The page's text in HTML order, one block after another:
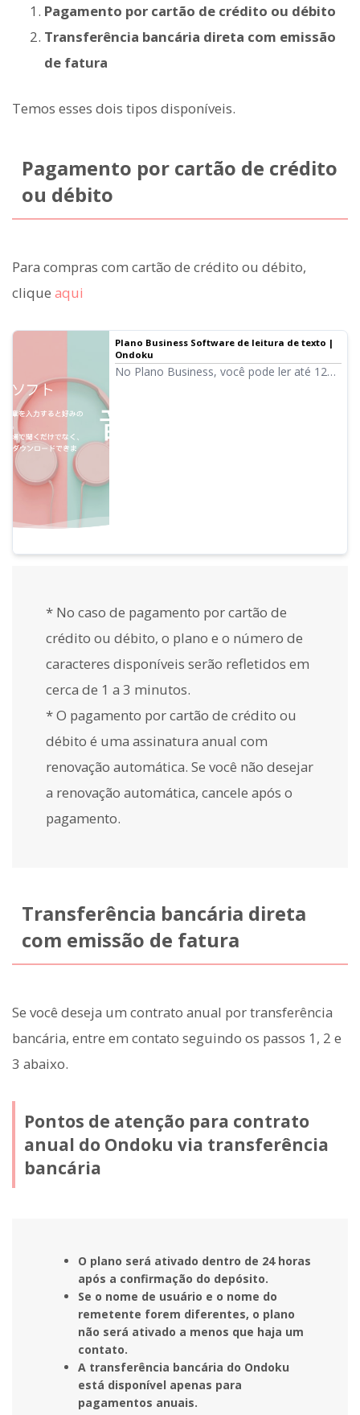
Pagamento por cartão de crédito ou débito
Transferência bancária direta com emissão
de fatura
Temos esses dois tipos disponíveis.
Pagamento por cartão de crédito
ou débito
Para compras com cartão de crédito ou débito,
clique aqui
Plano Business Software de leitura de texto |
Ondoku
No Plano Business, você pode ler até 12
* No caso de pagamento por cartão de
crédito ou débito, o plano e o número de
caracteres disponíveis serão refletidos em
cerca de 1 a 3 minutos.
* O pagamento por cartão de crédito ou
débito é uma assinatura anual com
renovação automática. Se você não desejar
a renovação automática, cancele após o
pagamento.
Transferência bancária direta
com emissão de fatura
Se você deseja um contrato anual por transferência
bancária, entre em contato seguindo os passos 1, 2 e
3 abaixo.
Pontos de atenção para contrato
anual do Ondoku via transferência
bancária
O plano será ativado dentro de 24 horas
após a confirmação do depósito.
Se o nome de usuário e o nome do
remetente forem diferentes, o plano
não será ativado a menos que haja um
contato.
A transferência bancária do Ondoku
está disponível apenas para
pagamentos anuais.